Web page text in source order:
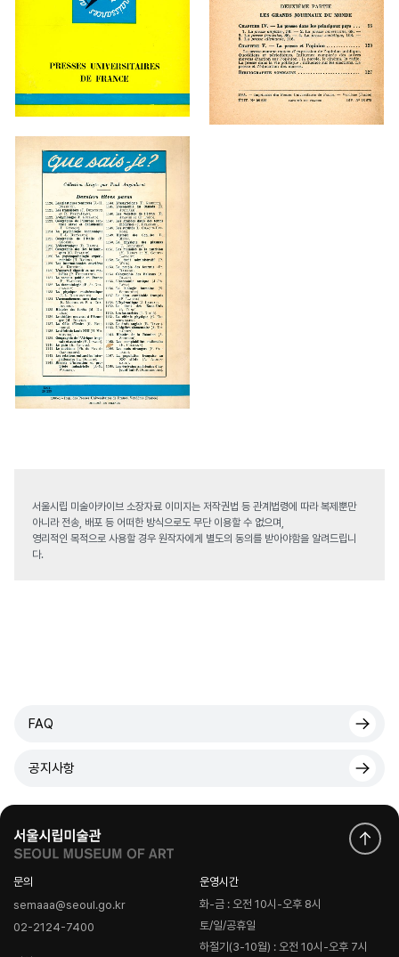
서울시립 미술아카이브 소장자료 이미지는 저작권법 등 관계법령에 따라 복제뿐만
아니라 전송, 배포 등 어떠한 방식으로도 무단 이용할 수 없으며,
영리적인 목적으로 사용할 경우 원작자에게 별도의 동의를 받아야함을 알려드립니
다.
FAQ
공지사항
문의
semaaa@seoul.go.kr
02-2124-7400
운영시간
화-금 : 오전 10시-오후 8시
토/일/공휴일
하절기(3-10월) : 오전 10시-오후 7시